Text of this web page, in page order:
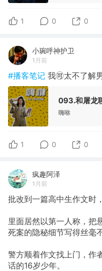
1 0 0
小琬呼神护卫
1月前
#播客笔记 我🉑太不了解
嗨咻
1 0 0
疯趣阿泽
1月前
批改到一篇高中生作文时
里面居然以第一人称，把
死案的隐秘细节写得丝毫
警方顺着作文找上门，作
话的16岁少年。